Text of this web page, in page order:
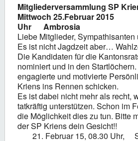
Mitgliederversammlung SP
Mittwoch 25.Februar 2015
Uhr Ambrosia
Liebe Mitglieder,
Es ist nicht Jagdzeit aber…
Die Kandidaten für die
nominiert und in den
engagierte und motivierte
Kriens ins Rennen schicken.
Es ist dabei nicht mehr als recht,
tatkräftig unterstützen. Schon im
die Möglichkeit dies zu tun. Bitte
der SP Kriens dein Gesicht!!
Februar 15, 08.30 Uhr,